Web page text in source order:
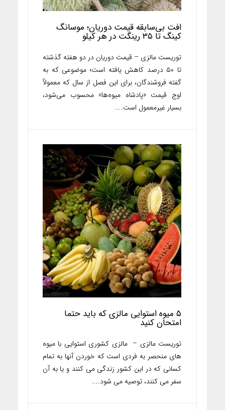
افت بی‌سابقه قیمت دوریان؛ موسانگ
کینگ تا ۳۵ رینگت در هر کیلو
توریست مالزی – قیمت دوریان در دو هفته گذشته
تا ۵۰ درصد کاهش یافته است؛ موضوعی که به
گفته فروشندگان، برای این فصل از سال که معمولاً
اوج قیمت «پادشاه میوه‌ها» محسوب می‌شود،
بسیار غیرمعمول است....
۵ میوه استوایی مالزی که باید حتما
امتحان کنید
توریست مالزی – مالزی کشوری استوایی با میوه
های منحصر به فردی است که خوردن آنها به تمام
کسانی که در این کشور زندگی می کنند و یا به آن
سفر می کنند، توصیه می شود....